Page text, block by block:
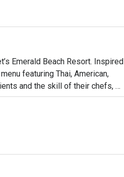
Emerald Beach Resort. Inspired
featuring Thai, American,
and the skill of their chefs,
a treasure trove of flavors and